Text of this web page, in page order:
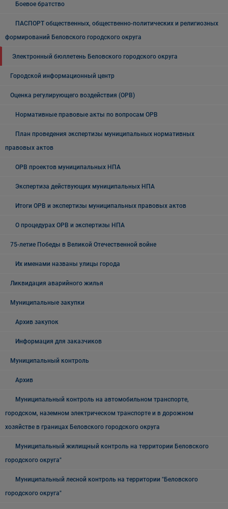
Боевое братство
ПАСПОРТ общественных, общественно-политических и религиозных
формирований Беловского городского округа
Электронный бюллетень Беловского городского округа
Городской информационный центр
Оценка регулирующего воздействия (ОРВ)
Нормативные правовые акты по вопросам ОРВ
План проведения экспертизы муниципальных нормативных
правовых актов
ОРВ проектов муниципальных НПА
Экспертиза действующих муниципальных НПА
Итоги ОРВ и экспертизы муниципальных правовых актов
О процедурах ОРВ и экспертизы НПА
75-летие Победы в Великой Отечественной войне
Их именами названы улицы города
Ликвидация аварийного жилья
Муниципальные закупки
Архив закупок
Информация для заказчиков
Муниципальный контроль
Архив
Муниципальный контроль на автомобильном транспорте,
городском, наземном электрическом транспорте и в дорожном
хозяйстве в границах Беловского городского округа
Муниципальный жилищный контроль на территории Беловского
городского округа"
Муниципальный лесной контроль на территории "Беловского
городского округа"